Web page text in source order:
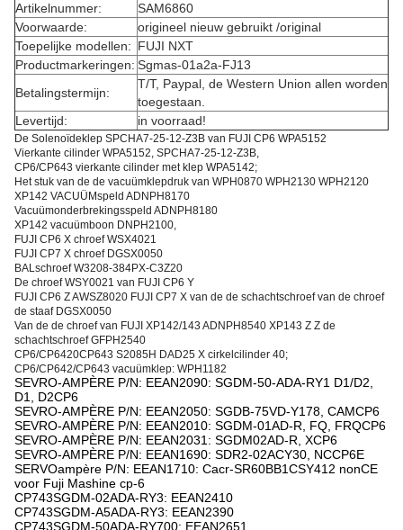
Artikelnummer:
SAM6860
Voorwaarde:
origineel nieuw gebruikt /original
Toepelijke modellen: FUJI NXT
Productmarkeringen: Sgmas-01a2a-FJ13
Betalingstermijn:
T/T, Paypal, de Western Union allen worden
toegestaan.
Levertijd:
in voorraad!
De Solenoïdeklep SPCHA7-25-12-Z3B van FUJI CP6 WPA5152
Vierkante cilinder WPA5152, SPCHA7-25-12-Z3B,
CP6/CP643 vierkante cilinder met klep WPA5142;
Het stuk van de de vacuümklepdruk van WPH0870 WPH2130 WPH2120
XP142 VACUÜMspeld ADNPH8170
Vacuümonderbrekingsspeld ADNPH8180
XP142 vacuümboon DNPH2100,
FUJI CP6 X chroef WSX4021
FUJI CP7 X chroef DGSX0050
BALschroef W3208-384PX-C3Z20
De chroef WSY0021 van FUJI CP6 Y
FUJI CP6 Z AWSZ8020 FUJI CP7 X van de de schachtschroef van de chroef
de staaf DGSX0050
Van de de chroef van FUJI XP142/143 ADNPH8540 XP143 Z Z de
schachtschroef GFPH2540
CP6/CP6420CP643 S2085H DAD25 X cirkelcilinder 40;
CP6/CP642/CP643 vacuümklep: WPH1182
SEVRO-AMPÈRE P/N: EEAN2090: SGDM-50-ADA-RY1 D1/D2,
D1, D2CP6
SEVRO-AMPÈRE P/N: EEAN2050: SGDB-75VD-Y178, CAMCP6
SEVRO-AMPÈRE P/N: EEAN2010: SGDM-01AD-R, FQ, FRQCP6
SEVRO-AMPÈRE P/N: EEAN2031: SGDM02AD-R, XCP6
SEVRO-AMPÈRE P/N: EEAN1690: SDR2-02ACY30, NCCP6E
SERVOampère P/N: EEAN1710: Cacr-SR60BB1CSY412 nonCE
voor Fuji Mashine cp-6
CP743SGDM-02ADA-RY3: EEAN2410
CP743SGDM-A5ADA-RY3: EEAN2390
CP743SGDM-50ADA-RY700: EEAN2651